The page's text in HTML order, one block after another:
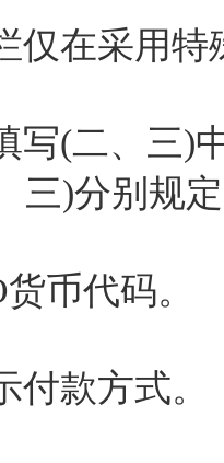
仅在采用
写(二、三)
三)分别规
币代码。
付款方式。